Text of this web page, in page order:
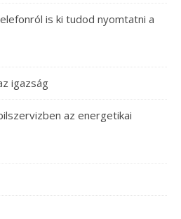
is ki tudod nyomtatni a
igazság
az energetikai